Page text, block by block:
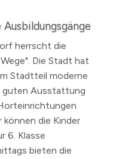
herrscht die
Die Stadt hat
Stadtteil moderne
guten Ausstattung
die Kinder
6. Klasse
bieten die